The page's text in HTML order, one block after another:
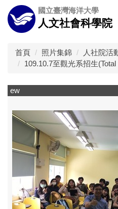
跳
到
主
國立臺灣海洋大學
人文社會科學院
首頁 照片集錦
人社院活
109.10.7至觀光系招生(Total
ew